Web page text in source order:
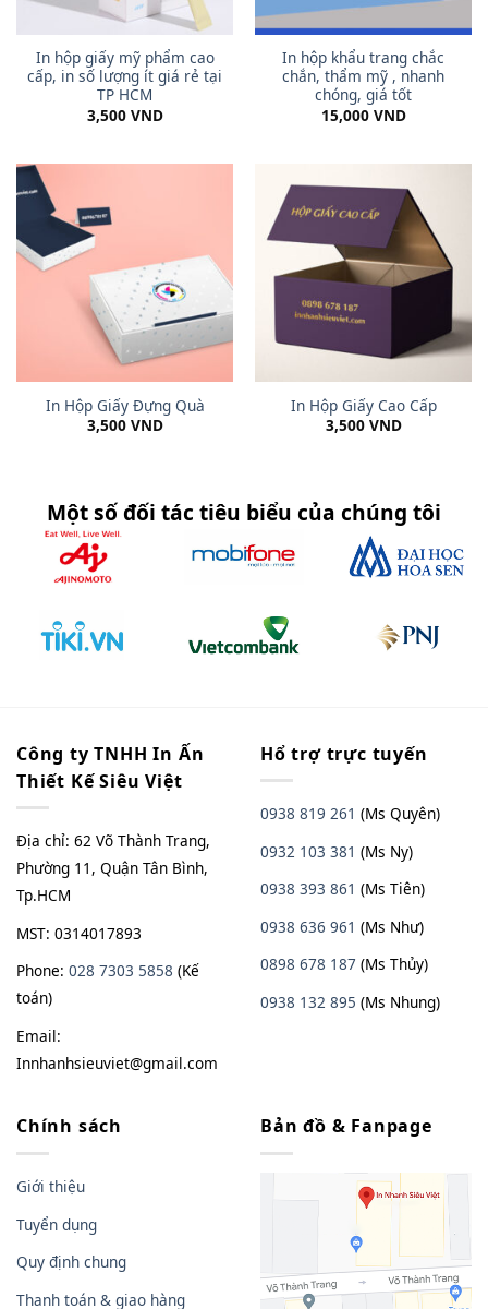
In hộp giấy mỹ phẩm cao
cấp, in số lượng ít giá rẻ tại
TP HCM
3,500 VND
In hộp khẩu trang chắc
chắn, thẩm mỹ , nhanh
chóng, giá tốt
15,000 VND
In Hộp Giấy Đựng Quà
3,500 VND
In Hộp Giấy Cao Cấp
3,500 VND
Một số đối tác tiêu biểu của chúng tôi
Công ty TNHH In Ấn
Thiết Kế Siêu Việt
Địa chỉ: 62 Võ Thành Trang,
Phường 11, Quận Tân Bình,
Tp.HCM
MST: 0314017893
Phone: 028 7303 5858 (Kế
toán)
Email:
Innhanhsieuviet@gmail.com
Hổ trợ trực tuyến
0938 819 261 (Ms Quyên)
0932 103 381 (Ms Ny)
0938 393 861 (Ms Tiên)
0938 636 961 (Ms Như)
0898 678 187 (Ms Thủy)
0938 132 895 (Ms Nhung)
Chính sách
Giới thiệu
Tuyển dụng
Quy định chung
Thanh toán & giao hàng
Bản đồ & Fanpage